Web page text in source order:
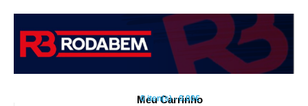
Meu Carrinho
0 iten(s) - 0.00€